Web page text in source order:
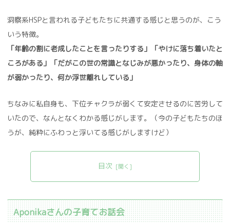
洞察系HSPと言われる子どもたちに共通する感じと思うのが、こう
いう特徴。
「年齢の割に老成したことを言ったりする」「やけに落ち着いたと
ころがある」「だがこの世の常識となじみが悪かったり、身体の軸
が弱かったり、何か浮世離れしている」
ちなみに私自身も、下位チャクラが弱くて安定させるのに苦労して
いたので、なんとなくわかる感じがします。（今の子どもたちのほ
うが、純粋にふわっと浮いてる感じがしますけど）
目次
Aponikaさんの子育てお話会